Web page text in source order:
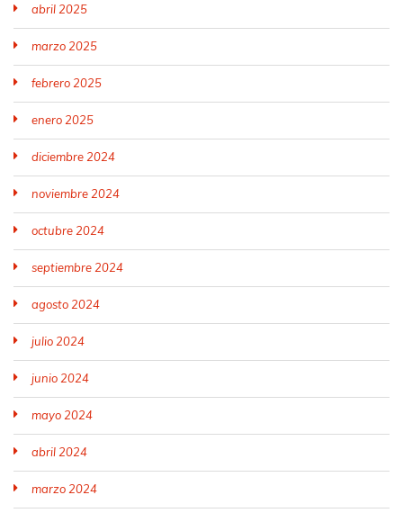
abril 2025
marzo 2025
febrero 2025
enero 2025
diciembre 2024
noviembre 2024
octubre 2024
septiembre 2024
agosto 2024
julio 2024
junio 2024
mayo 2024
abril 2024
marzo 2024